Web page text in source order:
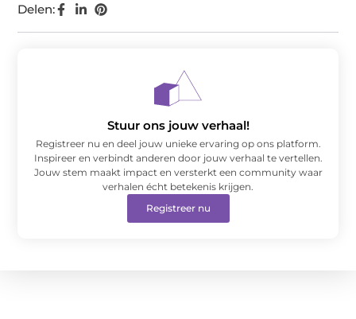
Delen:
Stuur ons jouw verhaal!
Registreer nu en deel jouw unieke ervaring op ons platform.
Inspireer en verbindt anderen door jouw verhaal te vertellen.
Jouw stem maakt impact en versterkt een community waar
verhalen écht betekenis krijgen.
Registreer nu